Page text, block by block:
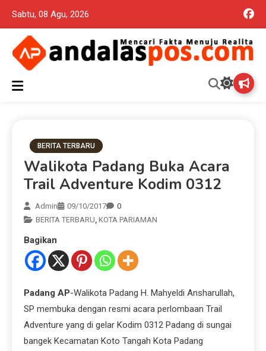
Sabtu, 08 Agu, 2026
Andalas Pos Situs Berita
Mencari Fakta Menuju Realita memuat ragam berita aktual dan
terpercaya seputar politik nasional, daerah dan ragam berita
BERITA TERBARU
Walikota Padang Buka Acara
Trail Adventure Kodim 0312
Admin 09/10/2017
0
BERITA TERBARU KOTA PARIAMAN
Bagikan
Padang AP-Walikota Padang H. Mahyeldi Ansharullah,
SP membuka dengan resmi acara perlombaan Trail
Adventure yang di gelar Kodim 0312 Padang di sungai
bangek Kecamatan Koto Tangah Kota Padang